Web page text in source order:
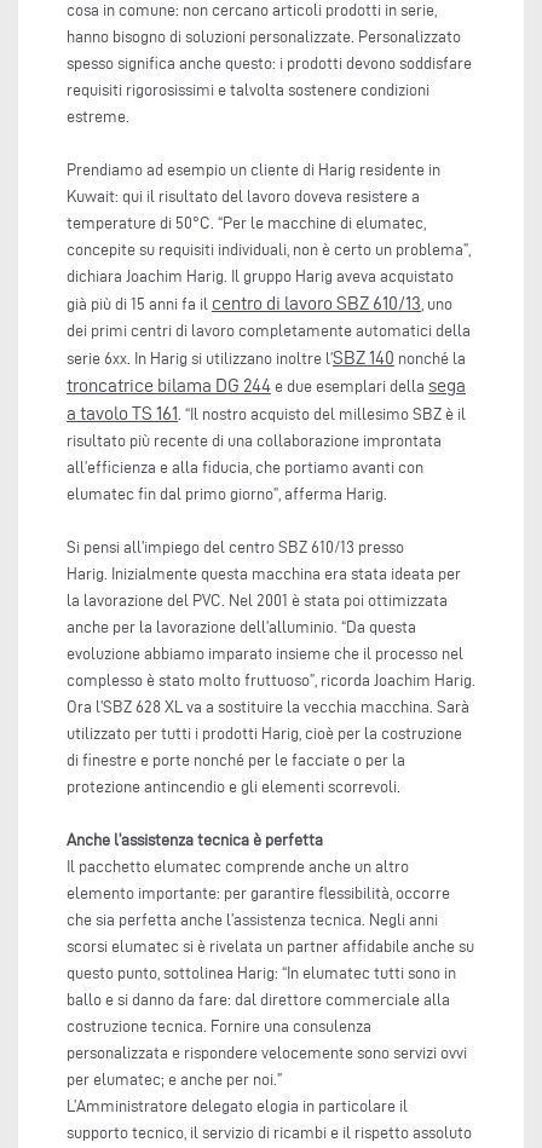
cosa in comune: non cercano articoli prodotti in serie,
hanno bisogno di soluzioni personalizzate. Personalizzato
spesso significa anche questo: i prodotti devono soddisfare
requisiti rigorosissimi e talvolta sostenere condizioni
estreme.
Prendiamo ad esempio un cliente di Harig residente in
Kuwait: qui il risultato del lavoro doveva resistere a
temperature di 50°C. “Per le macchine di elumatec,
concepite su requisiti individuali, non è certo un problema”,
dichiara Joachim Harig. Il gruppo Harig aveva acquistato
già più di 15 anni fa il centro di lavoro SBZ 610/13 , uno
dei primi centri di lavoro completamente automatici della
serie 6xx. In Harig si utilizzano inoltre l’SBZ 140 nonché la
troncatrice bilama DG 244 e due esemplari della sega
a tavolo TS 161 . “Il nostro acquisto del millesimo SBZ è il
risultato più recente di una collaborazione improntata
all’efficienza e alla fiducia, che portiamo avanti con
elumatec fin dal primo giorno”, afferma Harig.
Si pensi all’impiego del centro SBZ 610/13 presso
Harig. Inizialmente questa macchina era stata ideata per
la lavorazione del PVC. Nel 2001 è stata poi ottimizzata
anche per la lavorazione dell’alluminio. “Da questa
evoluzione abbiamo imparato insieme che il processo nel
complesso è stato molto fruttuoso”, ricorda Joachim Harig.
Ora l’SBZ 628 XL va a sostituire la vecchia macchina. Sarà
utilizzato per tutti i prodotti Harig, cioè per la costruzione
di finestre e porte nonché per le facciate o per la
protezione antincendio e gli elementi scorrevoli.
Anche l’assistenza tecnica è perfetta
Il pacchetto elumatec comprende anche un altro
elemento importante: per garantire flessibilità, occorre
che sia perfetta anche l’assistenza tecnica. Negli anni
scorsi elumatec si è rivelata un partner affidabile anche su
questo punto, sottolinea Harig: “In elumatec tutti sono in
ballo e si danno da fare: dal direttore commerciale alla
costruzione tecnica. Fornire una consulenza
personalizzata e rispondere velocemente sono servizi ovvi
per elumatec; e anche per noi.”
L’Amministratore delegato elogia in particolare il
supporto tecnico, il servizio di ricambi e il rispetto assoluto